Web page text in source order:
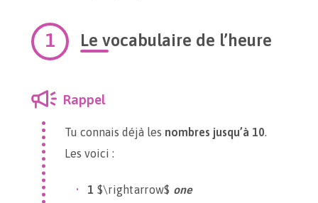
Le vocabulaire de l’heure
Rappel
Tu connais déjà les nombres jusqu’à 10.
Les voici :
1 $\rightarrow$ one